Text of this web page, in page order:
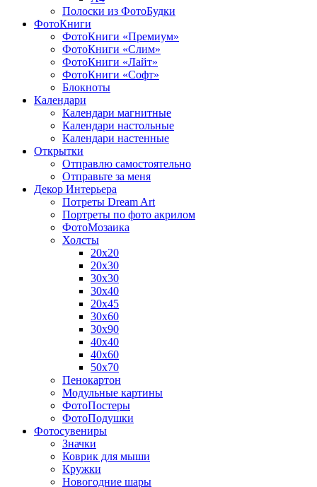
Полоски из ФотоБудки
ФотоКниги
ФотоКниги «Премиум»
ФотоКниги «Слим»
ФотоКниги «Лайт»
ФотоКниги «Софт»
Блокноты
Календари
Календари магнитные
Календари настольные
Календари настенные
Открытки
Отправлю самостоятельно
Отправьте за меня
Декор Интерьера
Потреты Dream Art
Портреты по фото акрилом
ФотоМозаика
Холсты
20х20
20х30
30х30
30х40
20х45
30х60
30х90
40х40
40х60
50х70
Пенокартон
Модульные картины
ФотоПостеры
ФотоПодушки
Фотоcувениры
Значки
Коврик для мыши
Кружки
Новогодние шары